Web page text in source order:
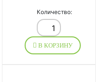
Количество:
В КОРЗИНУ